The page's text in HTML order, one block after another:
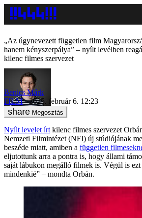
„Az úgynevezett független film
hanem kényszerpálya” – nyílt levélben
kilenc filmes szervezet
Benics Márk
FILM
2025. február 6. 12:23
Megosztás
Nyílt levelet írt kilenc filmes szervezet
Nemzeti Filmintézet (NFI) új stúdiójának
beszéde miatt, amiben a független
eljutottunk arra a pontra is, hogy állami
saját lábukon megálló filmek is. Végül is
mindenkié” – mondta Orbán.